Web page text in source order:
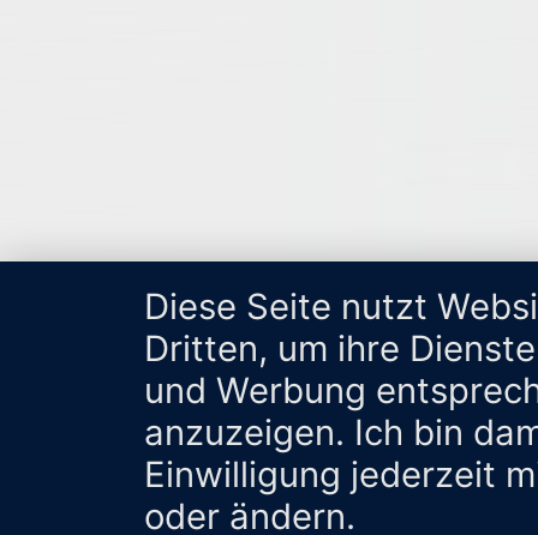
Diese Seite nutzt
Dritten, um ihre
und Werbung
anzuzeigen. Ich bin
Einwilligung jederzeit
oder ändern.